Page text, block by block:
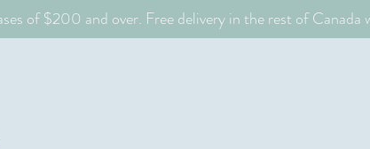
of $200 and over. Free delivery in the rest of